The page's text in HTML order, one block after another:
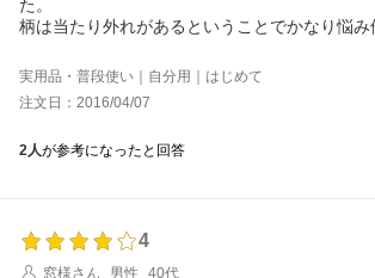
た。
柄は当たり外れがあるということでかなり悩み
ろ見ましたが、結局同じようなものを探して
て注文しました。
届いた結果、表部分は「FRUTTY DI BOSCO」
ように青いお花が下部分に入り、他部分もお花
裏面はお花が少なく地味な印象でしたが、表裏
色はやはりイメージよりは落ち着いています
めにイメージは画像編集していると思いますの
実用品・普段使い｜自分用｜はじめて
注文日：2016/04/07
2人が参考になったと回答
4
窓様さん
男性 40代